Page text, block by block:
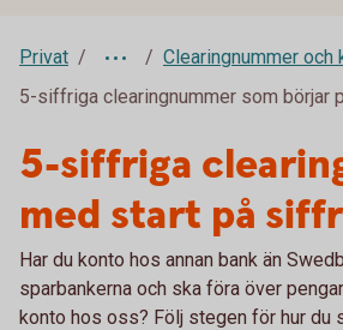
Privat
Clearingnummer och
5-siffriga clearingnummer som börjar
5-siffriga
med start på
Har du konto hos annan bank än
sparbankerna och ska föra över
konto hos oss? Följ stegen för hur du